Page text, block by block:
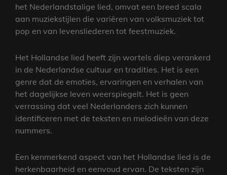
het Nederlandstalige lied, omvat een breed scala
aan muziekstijlen die variëren van volksmuziek tot
pop en van levensliederen tot feestmuziek.
Het Hollandse lied heeft zijn wortels diep verankerd
in de Nederlandse cultuur en tradities. Het is een
genre dat de emoties, ervaringen en verhalen van
het dagelijkse leven weerspiegelt. Het is geen
verrassing dat veel Nederlanders zich kunnen
identificeren met de teksten en melodieën van deze
nummers.
Een kenmerkend aspect van het Hollandse lied is de
herkenbaarheid en eenvoud ervan. De teksten zijn